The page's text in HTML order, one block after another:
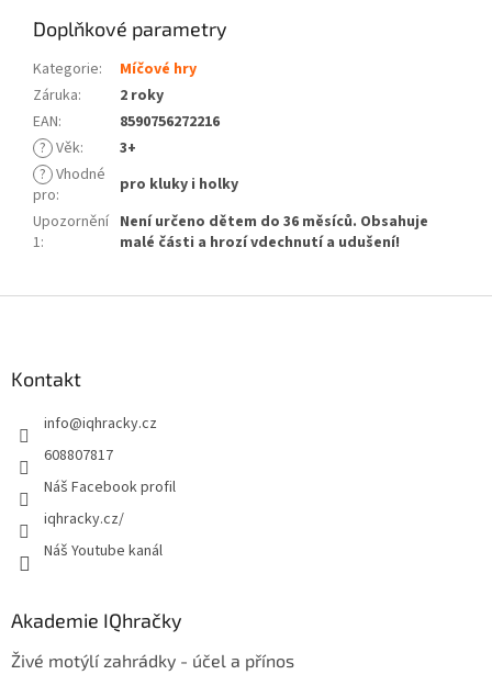
Doplňkové parametry
Kategorie:
Míčové hry
Záruka:
2 roky
EAN:
8590756272216
? Věk:
3+
? Vhodné
pro:
pro kluky i holky
Upozornění
1:
Není určeno dětem do 36 měsíců. Obsahuje
malé části a hrozí vdechnutí a udušení!
Kontakt
info@iqhracky.cz
608807817
Náš Facebook profil
iqhracky.cz/
Náš Youtube kanál
Akademie IQhračky
Živé motýlí zahrádky - účel a přínos